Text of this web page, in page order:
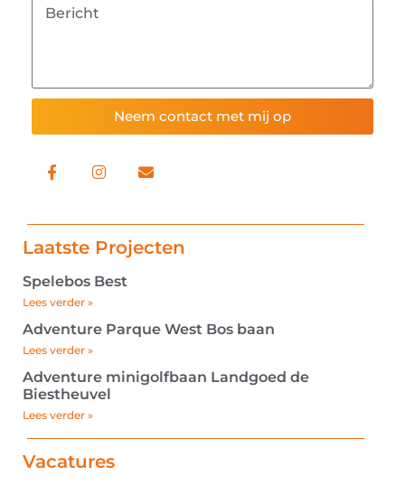
Neem contact met mij op
Laatste Projecten
Spelebos Best
Lees verder »
Adventure Parque West Bos baan
Lees verder »
Adventure minigolfbaan Landgoed de
Biestheuvel
Lees verder »
Vacatures